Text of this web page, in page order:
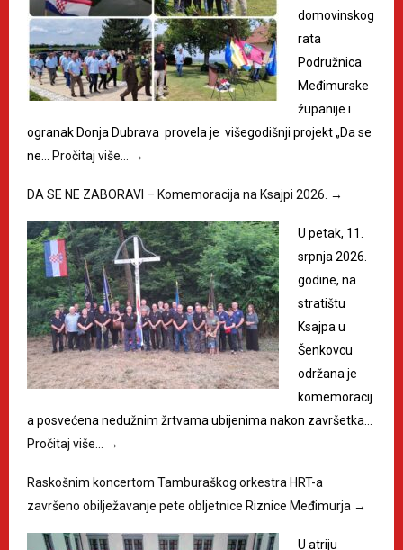
domovinskog
rata
Podružnica
Međimurske
županije i
ogranak Donja Dubrava provela je višegodišnji projekt „Da se
ne…
Pročitaj više… →
DA SE NE ZABORAVI – Komemoracija na Ksajpi 2026. →
U petak, 11.
srpnja 2026.
godine, na
stratištu
Ksajpa u
Šenkovcu
održana je
komemoracij
a posvećena nedužnim žrtvama ubijenima nakon završetka…
Pročitaj više…
→
Raskošnim koncertom Tamburaškog orkestra HRT-a
završeno obilježavanje pete obljetnice Riznice Međimurja →
U atriju